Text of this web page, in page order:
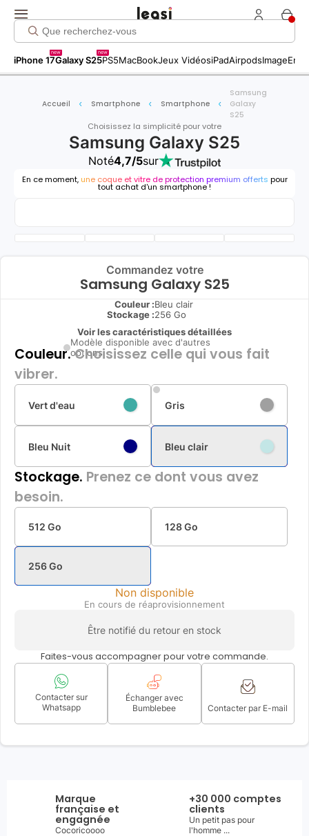
iPhone 17
new
Galaxy S25
new
PS5MacBookJeux VidéosiPadAirpodsImage
Accueil Smartphone Smartphone
Samsung
Galaxy
S25
Choisissez la simplicité pour votre
Samsung Galaxy S25
Noté4,7/5sur
En ce moment, une coque et vitre de protection premium offerts pour
tout achat d'un smartphone !
Commandez votre
Samsung Galaxy S25
Couleur :Bleu clair
Stockage :256 Go
Voir les caractéristiques détaillées
Modèle disponible avec d'autres
options
Couleur.Choisissez celle qui vous fait
vibrer.
Vert d'eau Gris
Bleu Nuit Bleu clair
Stockage. Prenez ce dont vous avez
besoin.
512 Go 128 Go
256 Go
Non disponible
En cours de réaprovisionnement
Être notifié du retour en stock
Faites-vous accompagner pour votre commande.
Contacter sur
Whatsapp
Échanger avec
Bumblebee
Contacter par E-mail
Marque
française et
engagnée
Cocoricoooo
+30 000 comptes
clients
Un petit pas pour
l'homme ...